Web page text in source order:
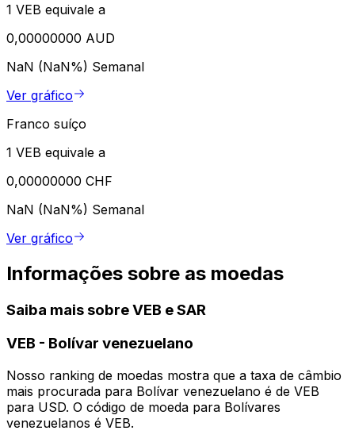
1 VEB equivale a
0,00000000 AUD
NaN (NaN%) Semanal
Ver gráfico
Franco suíço
1 VEB equivale a
0,00000000 CHF
NaN (NaN%) Semanal
Ver gráfico
Informações sobre as moedas
Saiba mais sobre VEB e SAR
VEB - Bolívar venezuelano
Nosso ranking de moedas mostra que a taxa de câmbio
mais procurada para Bolívar venezuelano é de VEB
para USD. O código de moeda para Bolívares
venezuelanos é VEB.